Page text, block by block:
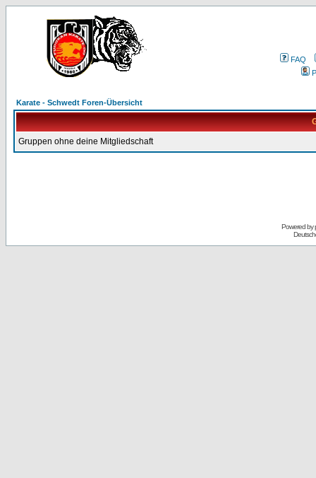
FAQ
Karate - Schwedt Foren-Übersicht
Gruppen ohne deine Mitgliedschaft
Powered by